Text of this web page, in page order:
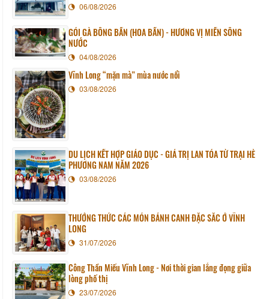
06/08/2026
GỎI GÀ BÔNG BẦN (HOA BẦN) - HƯƠNG VỊ MIỀN SÔNG
NƯỚC
04/08/2026
Vĩnh Long “mặn mà” mùa nước nổi
03/08/2026
DU LỊCH KẾT HỢP GIÁO DỤC - GIÁ TRỊ LAN TỎA TỪ TRẠI HÈ
PHƯƠNG NAM NĂM 2026
03/08/2026
THƯỞNG THỨC CÁC MÓN BÁNH CANH ĐẶC SẮC Ở VĨNH
LONG
31/07/2026
Công Thần Miếu Vĩnh Long - Nơi thời gian lắng đọng giữa
lòng phố thị
23/07/2026